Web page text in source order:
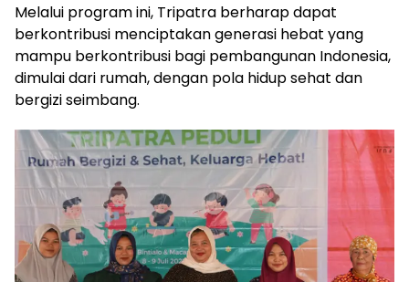
Melalui program ini, Tripatra berharap dapat
berkontribusi menciptakan generasi hebat yang
mampu berkontribusi bagi pembangunan Indonesia,
dimulai dari rumah, dengan pola hidup sehat dan
bergizi seimbang.